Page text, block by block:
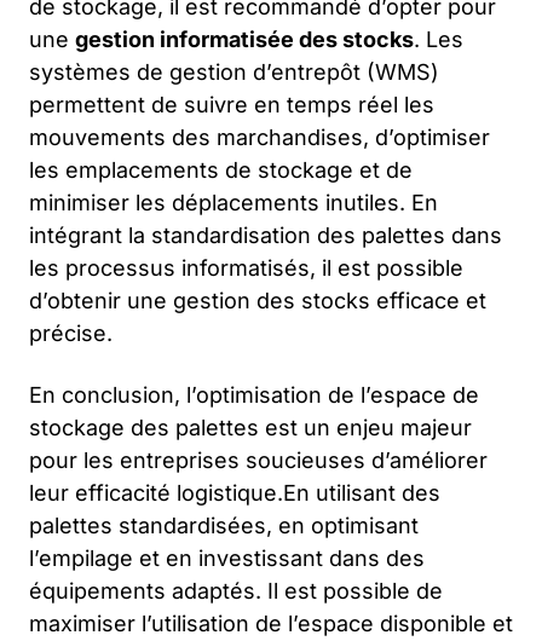
de stockage, il est recommandé d’opter pour
une gestion informatisée des stocks. Les
systèmes de gestion d’entrepôt (WMS)
permettent de suivre en temps réel les
mouvements des marchandises, d’optimiser
les emplacements de stockage et de
minimiser les déplacements inutiles. En
intégrant la standardisation des palettes dans
les processus informatisés, il est possible
d’obtenir une gestion des stocks efficace et
précise.
En conclusion, l’optimisation de l’espace de
stockage des palettes est un enjeu majeur
pour les entreprises soucieuses d’améliorer
leur efficacité logistique.En utilisant des
palettes standardisées, en optimisant
l’empilage et en investissant dans des
équipements adaptés. Il est possible de
maximiser l’utilisation de l’espace disponible et